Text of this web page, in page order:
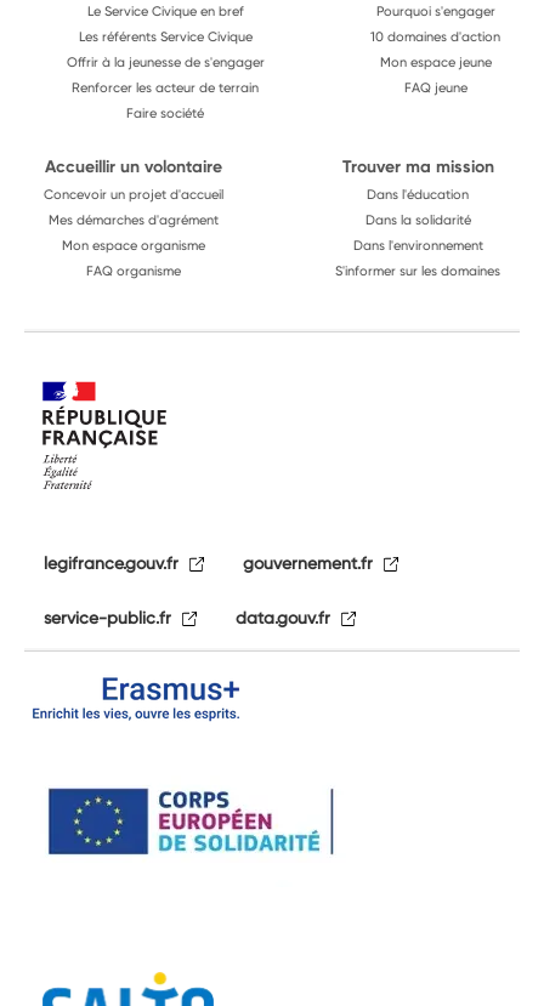
Le Service Civique en bref
Les référents Service Civique
Offrir à la jeunesse de s'engager
Renforcer les acteur de terrain
Faire société
Pourquoi s'engager
10 domaines d'action
Mon espace jeune
FAQ jeune
Accueillir un volontaire
Concevoir un projet d'accueil
Mes démarches d'agrément
Mon espace organisme
FAQ organisme
Trouver ma mission
Dans l'éducation
Dans la solidarité
Dans l'environnement
S'informer sur les domaines
legifrance.gouv.fr gouvernement.fr
service-public.fr data.gouv.fr